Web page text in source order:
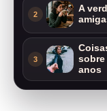
2
A
3
sobre
anos